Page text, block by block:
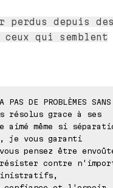
depuis des
qui semblent
PAS DE PROBLÈMES SANS
résolus grace à ses
même si
je vous garanti
pensez être
contre